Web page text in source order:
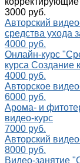
3000 руб.
Авторский
средства ухода
4000 руб.
Онлайн-курс
курса Создание
4000 руб.
Авторское
6000 руб.
Арома- и
видео-курс
7000 руб.
Авторский
8000 руб.
Видео-занятие